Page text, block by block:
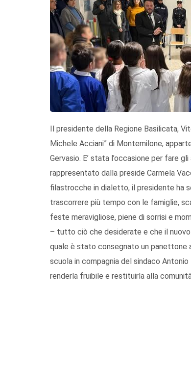
Il presidente della Regione Basilicata,
Michele Acciani” di Montemilone,
Gervasio. E’ stata l’occasione per fare
rappresentato dalla preside Carmela
filastrocche in dialetto, il presidente ha
trascorrere più tempo con le famiglie,
feste meravigliose, piene di sorrisi e
– tutto ciò che desiderate e che il
quale è stato consegnato un panettone
scuola in compagnia del sindaco
renderla fruibile e restituirla alla